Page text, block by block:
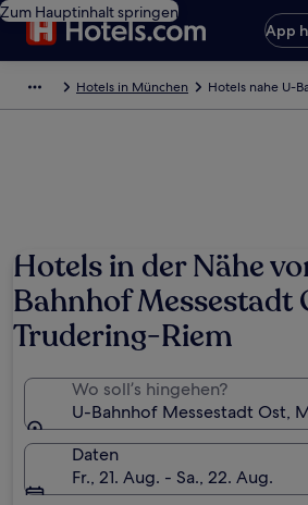
Zum Hauptinhalt springen
App
Hotels in München Hotels nahe U-
Hotels in der Nähe
Bahnhof Messestadt
Trudering-Riem
Wo soll’s hingehen?
U-Bahnhof Messestadt Ost,
Daten
Fr., 21. Aug. - Sa., 22. Aug.